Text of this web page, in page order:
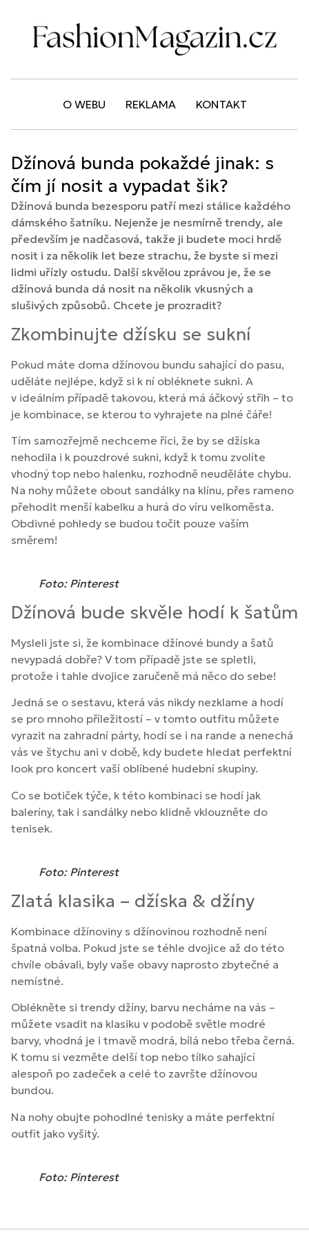
O WEBU REKLAMA KONTAKT
Džínová bunda pokaždé jinak: s
čím jí nosit a vypadat šik?
Džínová bunda bezesporu patří mezi stálice každého
dámského šatníku. Nejenže je nesmírně trendy, ale
především je nadčasová, takže ji budete moci hrdě
nosit i za několik let beze strachu, že byste si mezi
lidmi uřízly ostudu. Další skvělou zprávou je, že se
džínová bunda dá nosit na několik vkusných a
slušivých způsobů. Chcete je prozradit?
Zkombinujte džísku se sukní
Pokud máte doma džínovou bundu sahající do pasu,
uděláte nejlépe, když si k ní obléknete sukni. A
v ideálním případě takovou, která má áčkový střih – to
je kombinace, se kterou to vyhrajete na plné čáře!
Tím samozřejmě nechceme říci, že by se džíska
nehodila i k pouzdrové sukni, když k tomu zvolíte
vhodný top nebo halenku, rozhodně neuděláte chybu.
Na nohy můžete obout sandálky na klínu, přes rameno
přehodit menší kabelku a hurá do víru velkoměsta.
Obdivné pohledy se budou točit pouze vaším
směrem!
Foto: Pinterest
Džínová bude skvěle hodí k šatům
Mysleli jste si, že kombinace džínové bundy a šatů
nevypadá dobře? V tom případě jste se spletli,
protože i tahle dvojice zaručeně má něco do sebe!
Jedná se o sestavu, která vás nikdy nezklame a hodí
se pro mnoho příležitostí – v tomto outfitu můžete
vyrazit na zahradní párty, hodí se i na rande a nenechá
vás ve štychu ani v době, kdy budete hledat perfektní
look pro koncert vaší oblíbené hudební skupiny.
Co se botiček týče, k této kombinaci se hodí jak
baleríny, tak i sandálky nebo klidně vklouzněte do
tenisek.
Foto: Pinterest
Zlatá klasika – džíska & džíny
Kombinace džínoviny s džínovinou rozhodně není
špatná volba. Pokud jste se téhle dvojice až do této
chvíle obávali, byly vaše obavy naprosto zbytečné a
nemístné.
Oblékněte si trendy džíny, barvu necháme na vás –
můžete vsadit na klasiku v podobě světle modré
barvy, vhodná je i tmavě modrá, bílá nebo třeba černá.
K tomu si vezměte delší top nebo tílko sahající
alespoň po zadeček a celé to završte džínovou
bundou.
Na nohy obujte pohodlné tenisky a máte perfektní
outfit jako vyšitý.
Foto: Pinterest